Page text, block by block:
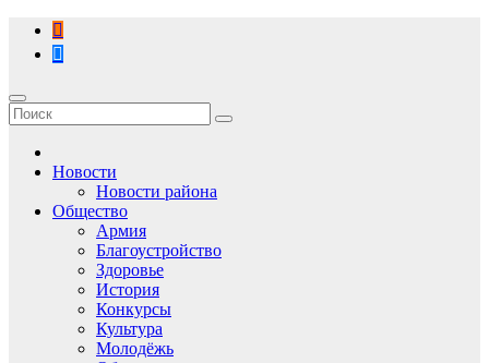
Перейти
содержимому
Новости
Новости района
Общество
Армия
Благоустройство
Здоровье
История
Конкурсы
Культура
Молодёжь